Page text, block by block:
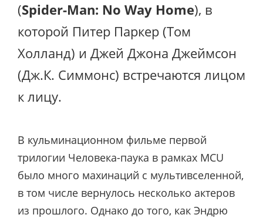
(Spider-Man: No Way Home), в
которой Питер Паркер (Том
Холланд) и Джей Джона Джеймсон
(Дж.К. Симмонс) встречаются лицом
к лицу.
В кульминационном фильме первой
трилогии Человека-паука в рамках MCU
было много махинаций с мультивселенной,
в том числе вернулось несколько актеров
из прошлого. Однако до того, как Эндрю